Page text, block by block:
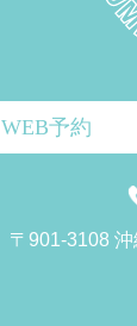
WEB予約
〒901-3108